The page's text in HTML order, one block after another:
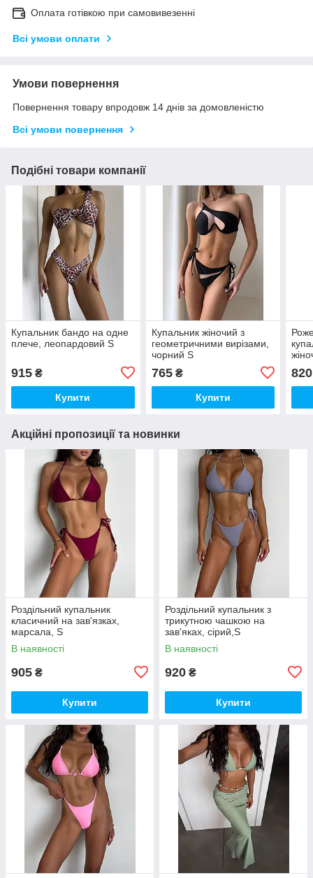
Оплата готівкою при самовивезенні
Всі умови оплати
Умови повернення
Повернення товару впродовж 14 днів за домовленістю
Всі умови повернення
Подібні товари компанії
Купальник бандо на одне
плече, леопардовий S
915 ₴
Купити
Купальник жіночий з
геометричними вирізами,
чорний S
765₴
Купити
820
Акційні пропозиції та новинки
Роздільний купальник
класичний на зав'язках,
марсала, S
В наявності
905 ₴
Купити
Роздільний купальник з
трикутною чашкою на
зав'яках, сірий,S
В наявності
920 ₴
Купити